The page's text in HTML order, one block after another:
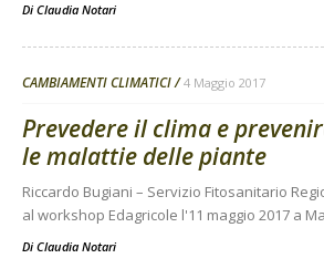
Di Claudia Notari
CAMBIAMENTI CLIMATICI 4 Maggio 2017
Prevedere il clima e
le malattie delle piante
Riccardo Bugiani – Servizio Fitosanitario
al workshop Edagricole l'11 maggio 2017 a
Di Claudia Notari